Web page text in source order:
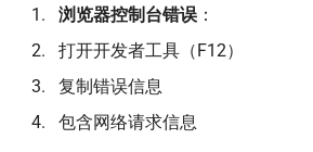
浏览器控制台错误 ：
打开开发者工具（F12）
复制错误信息
包含网络请求信息